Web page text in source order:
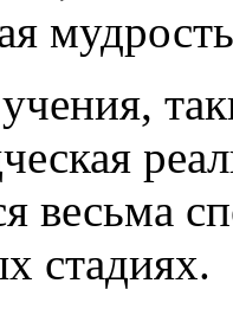
весьма
стадиях.